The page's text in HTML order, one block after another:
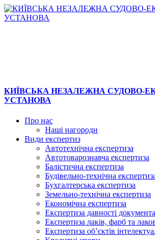
КИЇВСЬКА НЕЗАЛЕЖНА СУДОВО-
УСТАНОВА
Про нас
Наші нагороди
Види експертиз
Автотехнічна експертиза
Автотоварознавча експертиза
Балістична експертиза
Будівельно-технічна
Бухгалтерська експертиза
Земельно-технічна експертиза
Економічна експертиза
Експертиза давності документа
Експертиза лаків, фарб та
Експертиза об’єктів